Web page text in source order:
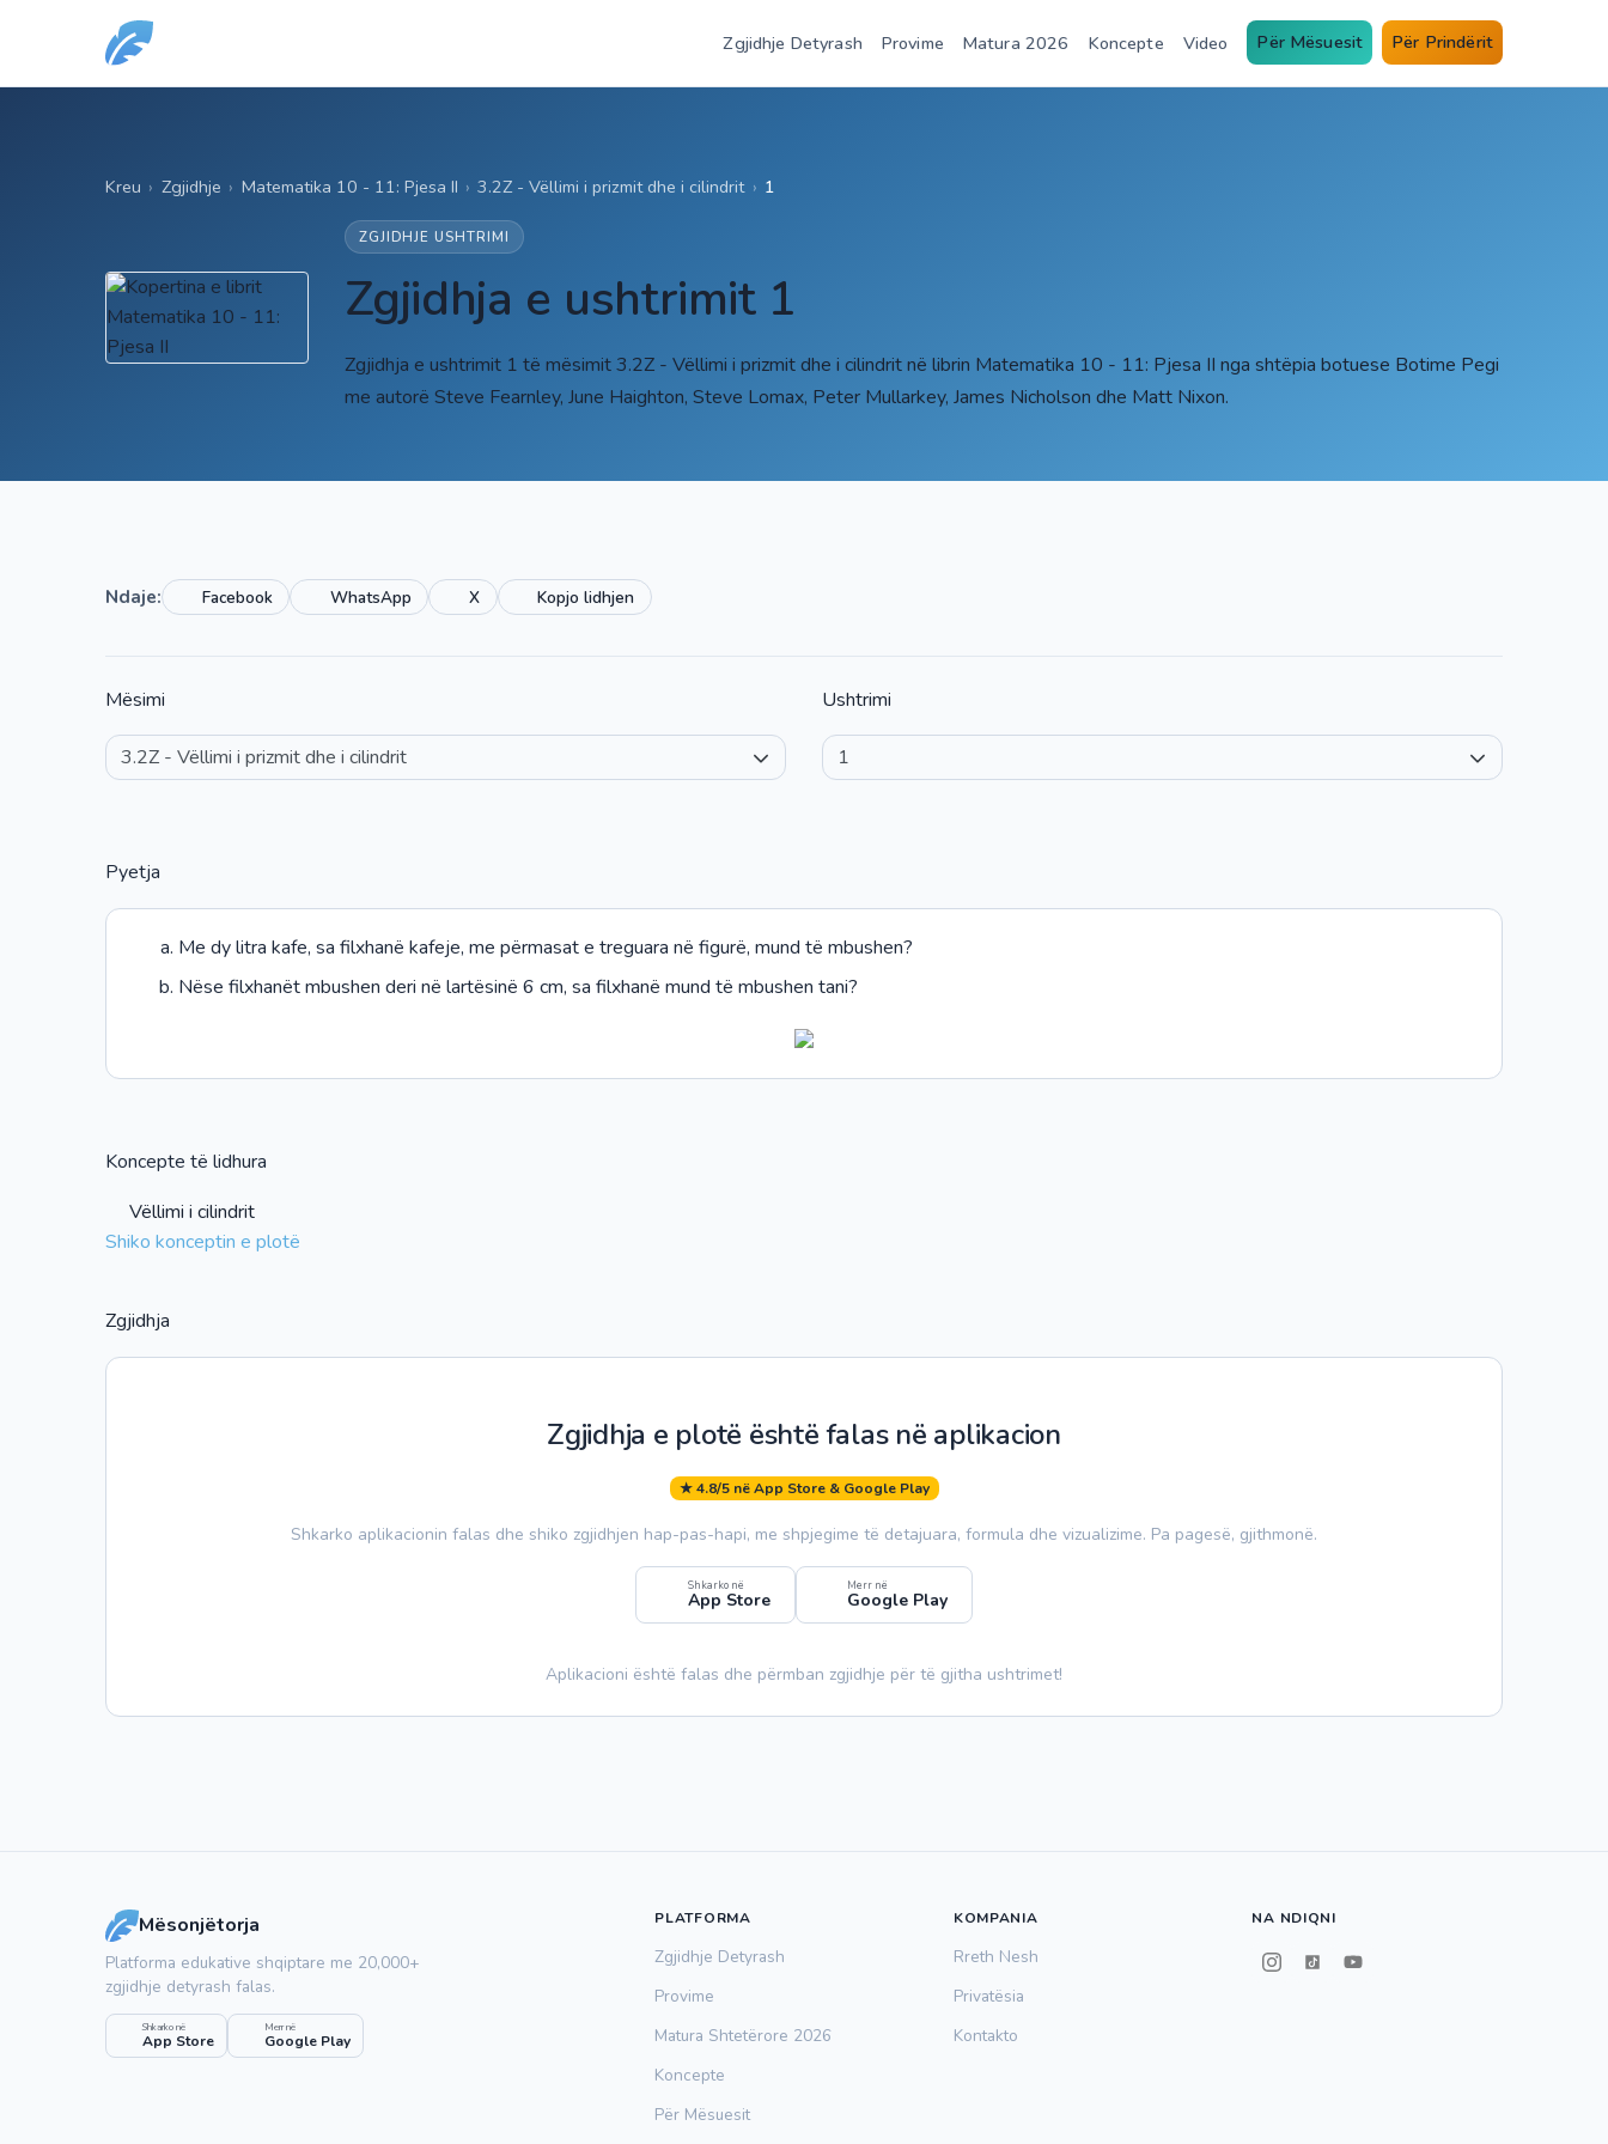
Zgjidhje Detyrash Provime Matura 2026 Koncepte Video Për Mësuesit Për Prindërit
Kreu › Zgjidhje › Matematika 10 - 11: Pjesa II › 3.2Z - Vëllimi i prizmit dhe i cilindrit › 1
ZGJIDHJE USHTRIMI
Zgjidhja e ushtrimit 1
Zgjidhja e ushtrimit 1 të mësimit 3.2Z - Vëllimi i prizmit dhe i cilindrit në librin Matematika 10 - 11: Pjesa II nga shtëpia botuese Botime Pegi
me autorë Steve Fearnley, June Haighton, Steve Lomax, Peter Mullarkey, James Nicholson dhe Matt Nixon.
Ndaje: Facebook WhatsApp X Kopjo lidhjen
Mësimi Ushtrimi
Pyetja
Me dy litra kafe, sa filxhanë kafeje, me përmasat e treguara në figurë, mund të mbushen?
Nëse filxhanët mbushen deri në lartësinë 6 cm, sa filxhanë mund të mbushen tani?
Koncepte të lidhura
Vëllimi i cilindrit
Shiko konceptin e plotë
Zgjidhja
Zgjidhja e plotë është falas në aplikacion
★ 4.8/5 në App Store & Google Play
Shkarko aplikacionin falas dhe shiko zgjidhjen hap-pas-hapi, me shpjegime të detajuara, formula dhe vizualizime. Pa pagesë, gjithmonë.
Shkarko në
App Store
Merr në
Google Play
Aplikacioni është falas dhe përmban zgjidhje për të gjitha ushtrimet!
Mësonjëtorja
Platforma edukative shqiptare me 20,000+
zgjidhje detyrash falas.
Shkarko në
App Store
Merr në
Google Play
PLATFORMA
Zgjidhje Detyrash
Provime
Matura Shtetërore 2026
Koncepte
Për Mësuesit
KOMPANIA
Rreth Nesh
Privatësia
Kontakto
NA NDIQNI